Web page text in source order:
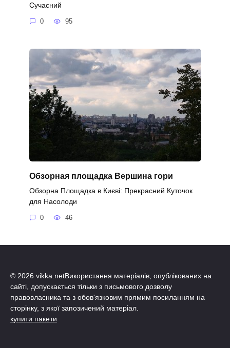
Сучасний
0 95
Обзорная площадка Вершина гори
Обзорна Площадка в Києві: Прекрасний Куточок
для Насолоди
0 46
© 2026 vikka.netВикористання матеріалів, опублікованих на
сайті, допускається тільки з письмового дозволу
правовласника та з обов'язковим прямим посиланням на
сторінку, з якої запозичений матеріал.
купити пакети